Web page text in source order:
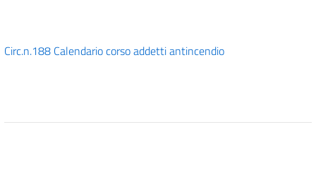
Circ.n.188 Calendario corso addetti antincendio